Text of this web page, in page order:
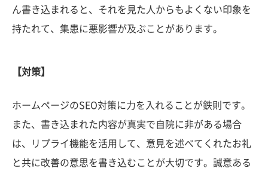
ん書き込まれると、それを見た人からもよくない印象を
持たれて、集患に悪影響が及ぶことがあります。
【対策】
ホームページのSEO対策に力を入れることが鉄則です。
また、書き込まれた内容が真実で自院に非がある場合
は、リプライ機能を活用して、意見を述べてくれたお礼
と共に改善の意思を書き込むことが大切です。誠意ある